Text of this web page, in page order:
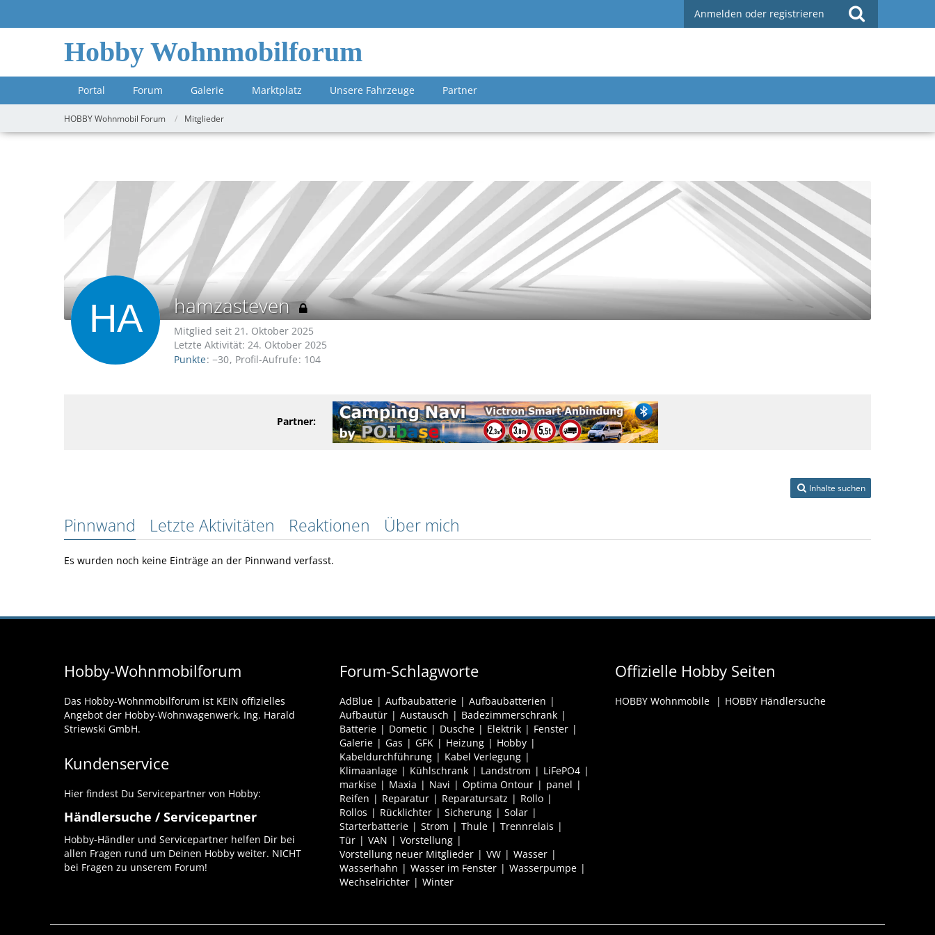
Anmelden oder registrieren
Hobby Wohnmobilforum
Portal Forum Galerie Marktplatz Unsere Fahrzeuge Partner
HOBBY Wohnmobil Forum Mitglieder
hamzasteven
Mitglied seit 21. Oktober 2025
Letzte Aktivität: 24. Oktober 2025
Punkte −30 Profil-Aufrufe 104
Partner:
Inhalte suchen
Pinnwand Letzte Aktivitäten Reaktionen Über mich
Es wurden noch keine Einträge an der Pinnwand verfasst.
Hobby-Wohnmobilforum
Das Hobby-Wohnmobilforum ist KEIN offizielles
Angebot der Hobby-Wohnwagenwerk, Ing. Harald
Striewski GmbH.
Kundenservice
Hier findest Du Servicepartner von Hobby:
Händlersuche / Servicepartner
Hobby-Händler und Servicepartner helfen Dir bei
allen Fragen rund um Deinen Hobby weiter. NICHT
bei Fragen zu unserem Forum!
Forum-Schlagworte
AdBlue Aufbaubatterie
Aufbaubatterien
Aufbautür
Austausch
Badezimmerschrank
Batterie
Dometic Dusche Elektrik
Fenster
Galerie
Gas GFK Heizung
Hobby
Kabeldurchführung
Kabel Verlegung
Klimaanlage
Kühlschrank Landstrom
LiFePO4
markise
Maxia Navi Optima Ontour
panel
Reifen
Reparatur Reparatursatz
Rollo
Rollos
Rücklichter Sicherung
Solar
Starterbatterie
Strom Thule
Trennrelais
Tür
VAN
Vorstellung
Vorstellung neuer Mitglieder
VW
Wasser
Wasserhahn
Wasser im Fenster
Wasserpumpe
Wechselrichter
Winter
Offizielle Hobby Seiten
HOBBY Wohnmobile HOBBY Händlersuche